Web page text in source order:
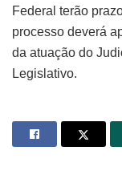
Federal terão
processo deverá
da atuação do
Legislativo.